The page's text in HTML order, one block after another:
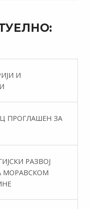
И
ПРОГЛАШЕН ЗА
РАЗВОЈ
МОРАВСКОМ